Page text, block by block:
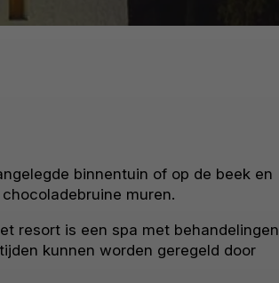
binnentuin of op de beek en
muren.
resort is een spa met behandelingen
kunnen worden geregeld door